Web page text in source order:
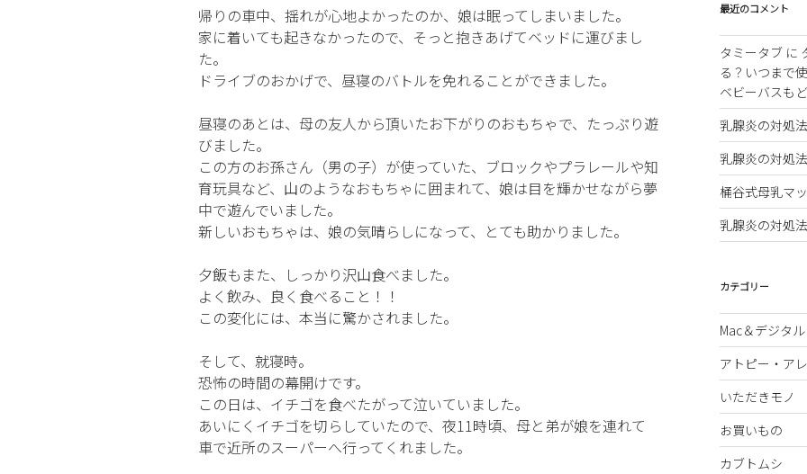
帰りの車中、揺れが心地よかったのか、娘は眠ってしまいました。
家に着いても起きなかったので、そっと抱きあげてベッドに運びまし
た。
ドライブのおかげで、昼寝のバトルを免れることができました。
昼寝のあとは、母の友人から頂いたお下がりのおもちゃで、たっぷり遊
びました。
この方のお孫さん（男の子）が使っていた、ブロックやプラレールや知
育玩具など、山のようなおもちゃに囲まれて、娘は目を輝かせながら夢
中で遊んでいました。
新しいおもちゃは、娘の気晴らしになって、とても助かりました。
夕飯もまた、しっかり沢山食べました。
よく飲み、良く食べること！！
この変化には、本当に驚かされました。
そして、就寝時。
恐怖の時間の幕開けです。
この日は、イチゴを食べたがって泣いていました。
あいにくイチゴを切らしていたので、夜11時頃、母と弟が娘を連れて
車で近所のスーパーへ行ってくれました。
最近のコメント
タミータブに
る？いつまで
ベビーバスも
乳腺炎の対処法
乳腺炎の対処法
桶谷式母乳マ
乳腺炎の対処法
カテゴリー
Mac＆デジタル
アトピー・ア
いただきモノ
お買いもの
カブトムシ